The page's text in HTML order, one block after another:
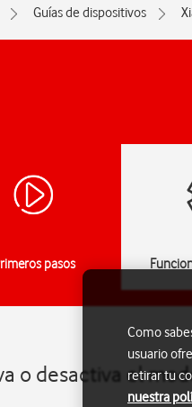
Guías de dispositivos
pasos
o desactiva el
Como
usuario
retirar tu
nuestra